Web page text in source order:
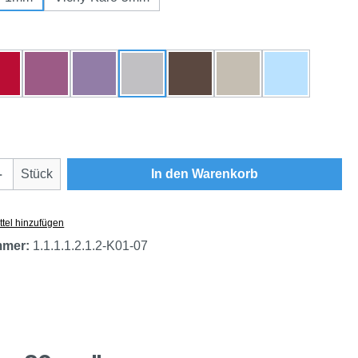
Anzahl: Gib den gewünschten Wert ein
Stück In den Warenkorb
hinzufügen
1.1.1.1.2.1.2-K01-07